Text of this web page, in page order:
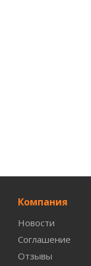
Компания
Новости
Соглашение
Отзывы